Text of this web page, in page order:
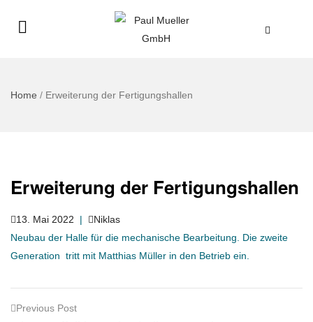
Home / Erweiterung der Fertigungshallen
Erweiterung der Fertigungshallen
13. Mai 2022 |
Niklas
Neubau der Halle für die mechanische Bearbeitung. Die zweite
Generation tritt mit Matthias Müller in den Betrieb ein.
Previous Post